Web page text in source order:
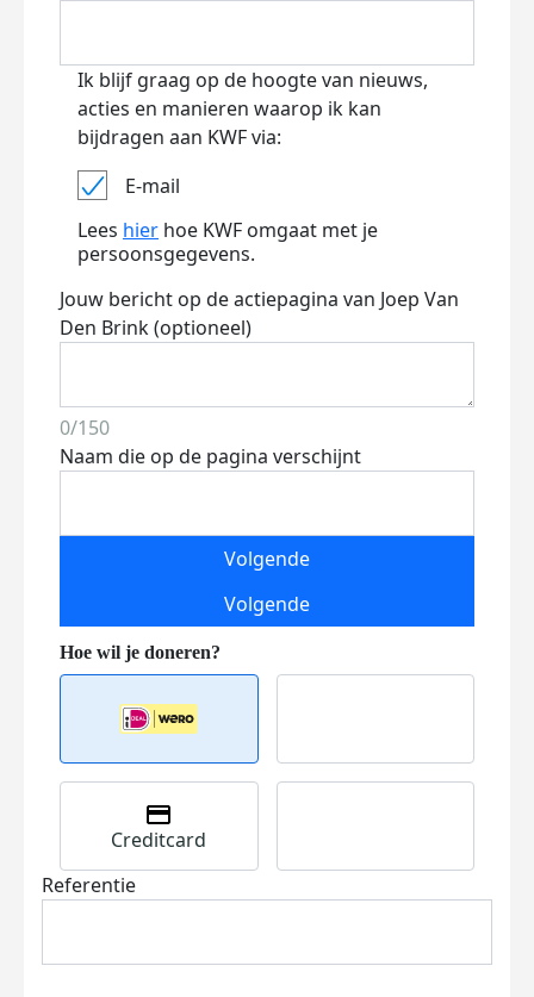
Ik blijf graag op de hoogte van nieuws,
acties en manieren waarop ik kan
bijdragen aan KWF via:
E-mail
Lees hier hoe KWF omgaat met je
persoonsgegevens.
Jouw bericht op de actiepagina van Joep Van
Den Brink (optioneel)
0/150
Naam die op de pagina verschijnt
Volgende
Volgende
Creditcard
Referentie